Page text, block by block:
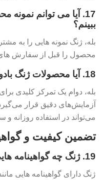
17. آیا می توانم
ببینم؟
بله، ژنگ نمونه هایی را به
محصول را قبل از سفارش های
18. آیا محصولات ژنگ بادوام هستند؟
بله، دوام یک تمرکز کلیدی
آزمایش‌های دقیق قرار
می‌تواند در استفاده روزانه
تضمین کیفیت و
19. ژنگ چه گواهینامه هایی دارد؟